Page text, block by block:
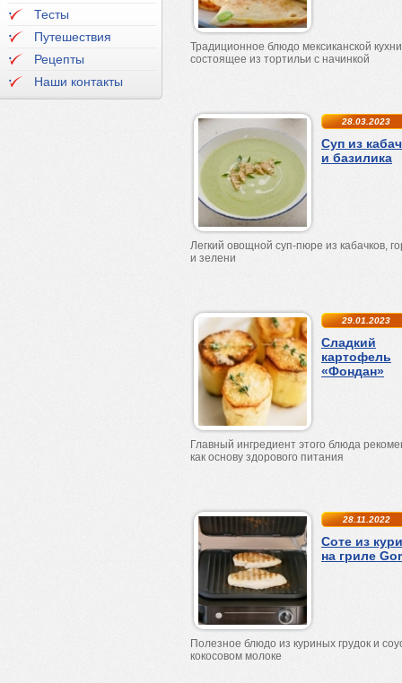
Тесты
Путешествия
Рецепты
Наши контакты
Традиционное блюдо мексиканской
состоящее из тортильи с начинкой
28.03.2023
Суп из
и базилика
Легкий овощной суп-пюре из кабачков,
и зелени
29.01.2023
Сладкий
картофель
«Фондан»
Главный ингредиент этого блюда
как основу здорового питания
28.11.2022
Соте из
на гриле
Полезное блюдо из куриных грудок и
кокосовом молоке